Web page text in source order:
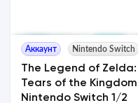
Аккаунт Nintendo Switch
The Legend of Zelda:
Tears of the Kingdom |
Nintendo Switch 1/2